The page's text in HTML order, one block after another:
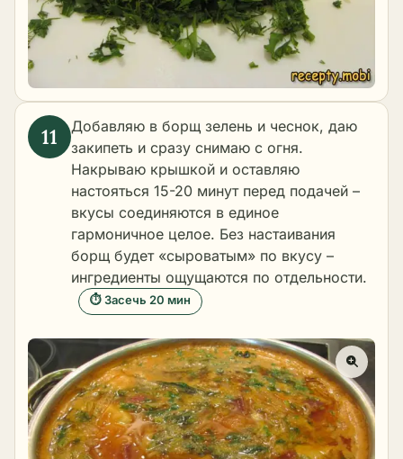
Добавляю в борщ зелень и чеснок, даю
закипеть и сразу снимаю с огня.
Накрываю крышкой и оставляю
настояться 15-20 минут перед подачей –
вкусы соединяются в единое
гармоничное целое. Без настаивания
борщ будет «сыроватым» по вкусу –
ингредиенты ощущаются по отдельности.
⏱ Засечь 20 мин